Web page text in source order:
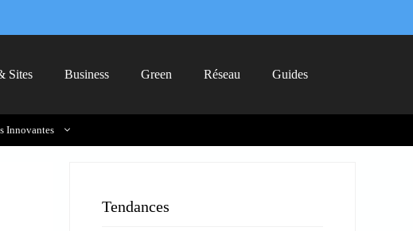
Sites Business Green Réseau Guides
Innovantes
Tendances